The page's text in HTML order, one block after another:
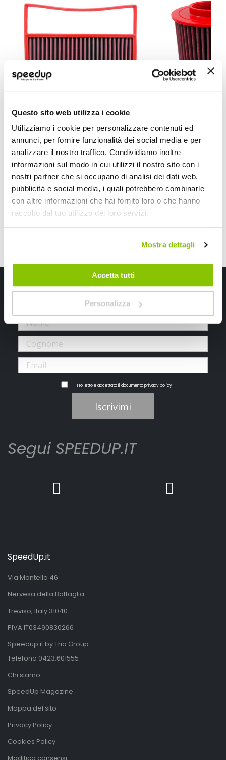
Questo sito web utilizza i cookie
Utilizziamo i cookie per personalizzare contenuti ed
annunci, per fornire funzionalità dei social media e per
analizzare il nostro traffico. Condividiamo inoltre
informazioni sul modo in cui utilizzi il nostro sito con i
nostri partner che si occupano di analisi dei dati web,
pubblicità e social media, i quali potrebbero combinarle
con altre informazioni che hai fornito loro o che hanno
raccolto dal tuo utilizzo dei loro servizi.
Mostra dettagli
Accetta tutti
Personalizza
BMC
Quadrata 335x335mm
Prezzo
speciale
92,50 € -26%
Spedizione gratuita!
BMC
Cilindrico Diam.
Diam. est. base
altri 3 veicoli
Prezzo
speciale
69,30 € -35%
CONSEGNA IN 48H
Iscriviti alla newsletter Speedup
Ricevi subito uno sconto del 10% per il tuo primo acquisto online!
Ho letto e accettato il documentoprivacy policy
Iscrivimi
Segui SPEEDUP.IT
SpeedUp.it
Via Montello 46
Nervesa della Battaglia
Treviso, Italy 31040
PIVA IT03490830266
Speedup.it by Trio Group
Telefono 0423.601555
Chi siamo
SpeedUp Magazine
Mappa del sito
Privacy Policy
Cookies Policy